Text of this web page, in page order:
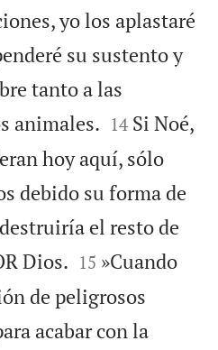
yo los aplastaré
su sustento y
tanto a las
animales. 

14 Si Noé,
hoy aquí, sólo
debido su forma de
el resto de
Dios. 

15 »Cuando
de peligrosos
acabar con la